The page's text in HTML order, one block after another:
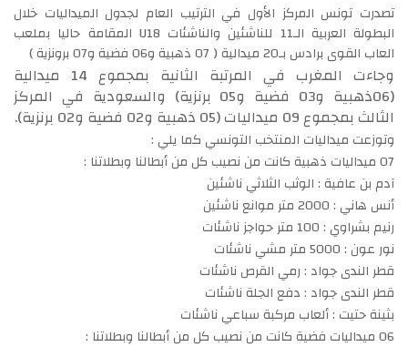
تصدرت تونس المركز الأول في الترتيب العام لجدول الميداليات خلال
البطولة العربية الـ11 للناشئين والناشئات U18 المقامة حاليا بملعب
العاب القوى برادس بـ20 ميدالية ( 07 ذهبية و06 فضية و07 برونزية )
وجاءت المغرب في المرتبة الثانية بمجموع 14 ميدالية
(06ذهبية و03 فضية و05 برنزية) والسعودية في المركز
الثالث بمجموع 09 ميداليات (05 ذهبية و02 فضية و02 برنزية).
وتوزعت ميداليات المنتخب التونسي كما يلي :
07 ميداليات ذهبية كانت من نصيب كل من أبطالنا وبطلاتنا :
آدم بن عافية : الوثب الثلاثي ناشئين
أنس هاني : 2000 متر موانع ناشئين
رنيم بشراوي : 100 متر حواجز ناشئات
نور عون : 5000 متر مشي ناشئات
قطر الندى جواد : رمي القرص ناشئات
قطر الندى جواد : دفع الجلة ناشئات
بثينة حتيت : ألعاب مركبة سباعي ناشئات
06 ميداليات فضية كانت من نصيب كل من أبطالنا وبطلاتنا :